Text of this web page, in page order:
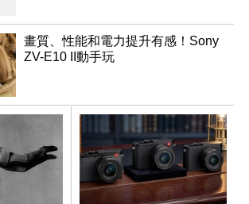
畫質、性能和電力提升有感！Sony
ZV-E10 II動手玩